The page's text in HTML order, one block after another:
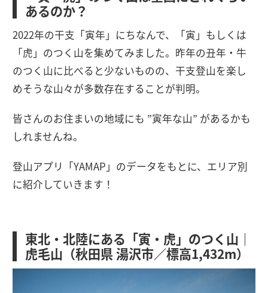
あるのか？
2022年の干支「寅年」にちなんで、「寅」もしくは
「虎」のつく山を集めてみました。昨年の丑年・牛
のつく山に比べると少ないものの、干支登山を楽し
めそうな山々が多数存在することが判明。
皆さんのお住まいの地域にも ”寅年な山” があるかも
しれませんね。
登山アプリ「YAMAP」のデータをもとに、エリア別
に紹介していきます！
東北・北陸にある「寅・虎」のつく山｜
虎毛山（秋田県 湯沢市／標高1,432m）